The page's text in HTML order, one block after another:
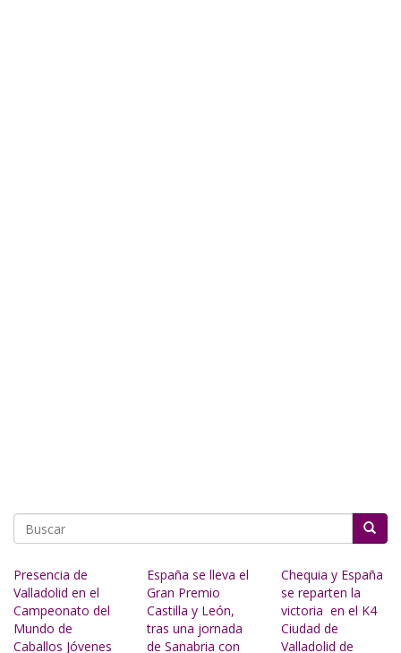
Presencia de
Valladolid en el
Campeonato del
Mundo de
Caballos Jóvenes
España se lleva el
Gran Premio
Castilla y León,
tras una jornada
de Sanabria con
Chequia y España
se reparten la
victoria en el K4
Ciudad de
Valladolid de